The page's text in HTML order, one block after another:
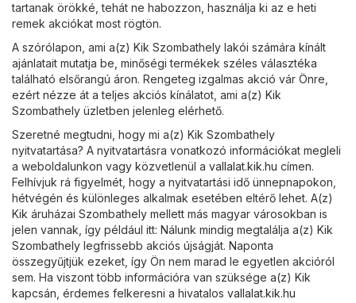
tartanak örökké, tehát ne habozzon, használja ki az e heti
remek akciókat most rögtön.
A szórólapon, ami a(z) Kik Szombathely lakói számára kínált
ajánlatait mutatja be, minőségi termékek széles választéka
található elsőrangú áron. Rengeteg izgalmas akció vár Önre,
ezért nézze át a teljes akciós kínálatot, ami a(z) Kik
Szombathely üzletben jelenleg elérhető.
Szeretné megtudni, hogy mi a(z) Kik Szombathely
nyitvatartása? A nyitvatartásra vonatkozó információkat megleli
a weboldalunkon vagy közvetlenül a vallalat.kik.hu címen.
Felhívjuk rá figyelmét, hogy a nyitvatartási idő ünnepnapokon,
hétvégén és különleges alkalmak esetében eltérő lehet. A(z)
Kik áruházai Szombathely mellett más magyar városokban is
jelen vannak, így például itt: Nálunk mindig megtalálja a(z) Kik
Szombathely legfrissebb akciós újságját. Naponta
összegyűjtjük ezeket, így Ön nem marad le egyetlen akcióról
sem. Ha viszont több információra van szüksége a(z) Kik
kapcsán, érdemes felkeresni a hivatalos vallalat.kik.hu